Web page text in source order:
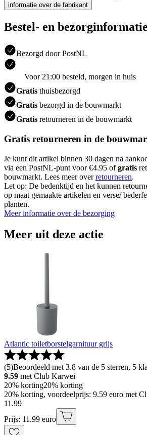
informatie over de fabrikant
Bestel- en bezorginformatie
Bezorgd door PostNL
Voor 21:00 besteld, morgen in huis
Gratis thuisbezorgd
Gratis bezorgd in de bouwmarkt
Gratis retourneren in de bouwmarkt
Gratis retourneren in de
Je kunt dit artikel binnen 30 dagen na
via een PostNL-punt voor €4.95 ofgratis
bouwmarkt. Lees meer overretourneren.
Let op: De bedenktijd en het kunnen
op maat gemaakte artikelen en verse/
planten.
Meer informatie over de bezorging
Meer uit deze actie
Atlantic toiletborstelgarnituur grijs
(5)Beoordeeld met 3.8 van de 5 sterren, 5
9.59 met Club Karwei
20% korting20% korting
20% korting, voordeelprijs: 9.59 euro met
11 .99
Prijs: 11.99 euro